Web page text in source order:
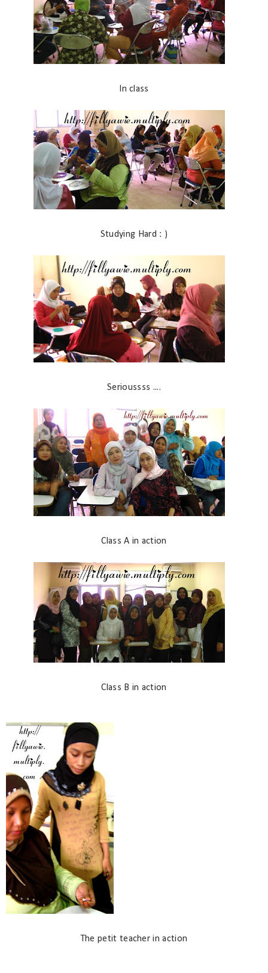
In class
Studying Hard : )
Serioussss ....
Class A in action
Class B in action
The petit teacher in action